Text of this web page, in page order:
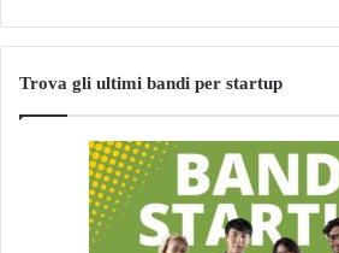
Trova gli ultimi bandi per startup